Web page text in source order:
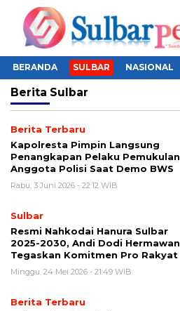
BERANDA SULBAR NASIONAL
Berita Sulbar
Berita Terbaru
Kapolresta Pimpin Langsung
Penangkapan Pelaku Pemukulan
Anggota Polisi Saat Demo BWS
Rabu, 3 Juni 2026 - 22:12 WIB
Sulbar
Resmi Nahkodai Hanura Sulbar
2025-2030, Andi Dodi Hermawan
Tegaskan Komitmen Pro Rakyat
Minggu, 24 Mei 2026 - 21:49 WIB
Berita Terbaru